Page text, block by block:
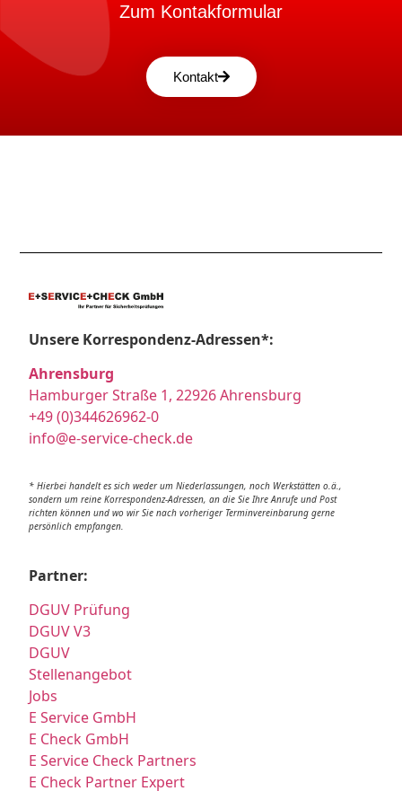
Zum Kontakformular
Kontakt
Unsere Korrespondenz-Adressen*:
Ahrensburg
Hamburger Straße 1, 22926 Ahrensburg
+49 (0)344626962-0
info@e-service-check.de
* Hierbei handelt es sich weder um Niederlassungen, noch Werkstätten o.ä.,
sondern um reine Korrespondenz-Adressen, an die Sie Ihre Anrufe und Post
richten können und wo wir Sie nach vorheriger Terminvereinbarung gerne
persönlich empfangen.
Partner:
DGUV Prüfung
DGUV V3
DGUV
Stellenangebot
Jobs
E Service GmbH
E Check GmbH
E Service Check Partners
E Check Partner Expert